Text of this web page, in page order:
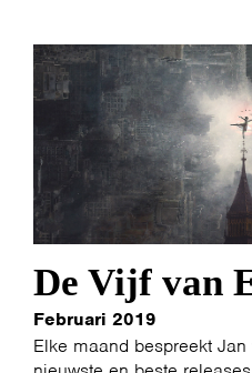
De Vijf van
Februari 2019
Elke maand bespreekt